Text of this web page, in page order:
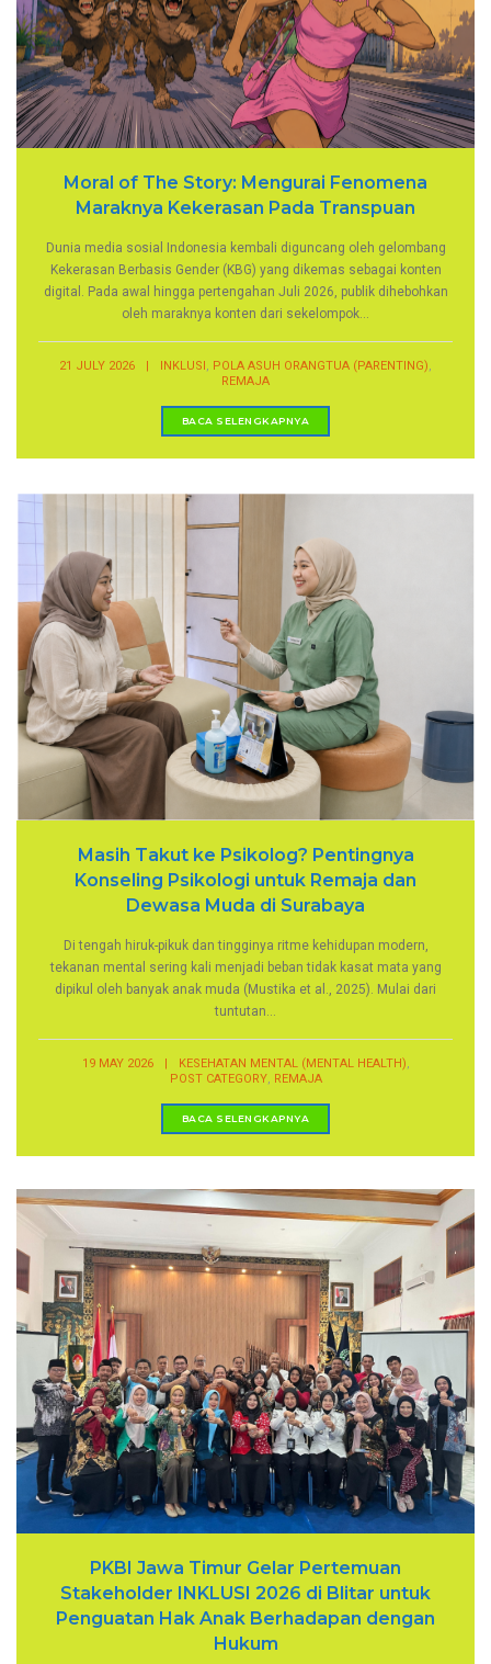
Moral of The Story: Mengurai Fenomena
Maraknya Kekerasan Pada Transpuan
Dunia media sosial Indonesia kembali diguncang oleh gelombang
Kekerasan Berbasis Gender (KBG) yang dikemas sebagai konten
digital. Pada awal hingga pertengahan Juli 2026, publik dihebohkan
oleh maraknya konten dari sekelompok...
21 JULY 2026 INKLUSI , POLA ASUH ORANGTUA (PARENTING),
REMAJA
BACA SELENGKAPNYA
Masih Takut ke Psikolog? Pentingnya
Konseling Psikologi untuk Remaja dan
Dewasa Muda di Surabaya
Di tengah hiruk-pikuk dan tingginya ritme kehidupan modern,
tekanan mental sering kali menjadi beban tidak kasat mata yang
dipikul oleh banyak anak muda (Mustika et al., 2025). Mulai dari
tuntutan...
19 MAY 2026 | KESEHATAN MENTAL (MENTAL HEALTH),
POST CATEGORY, REMAJA
BACA SELENGKAPNYA
PKBI Jawa Timur Gelar Pertemuan
Stakeholder INKLUSI 2026 di Blitar untuk
Penguatan Hak Anak Berhadapan dengan
Hukum